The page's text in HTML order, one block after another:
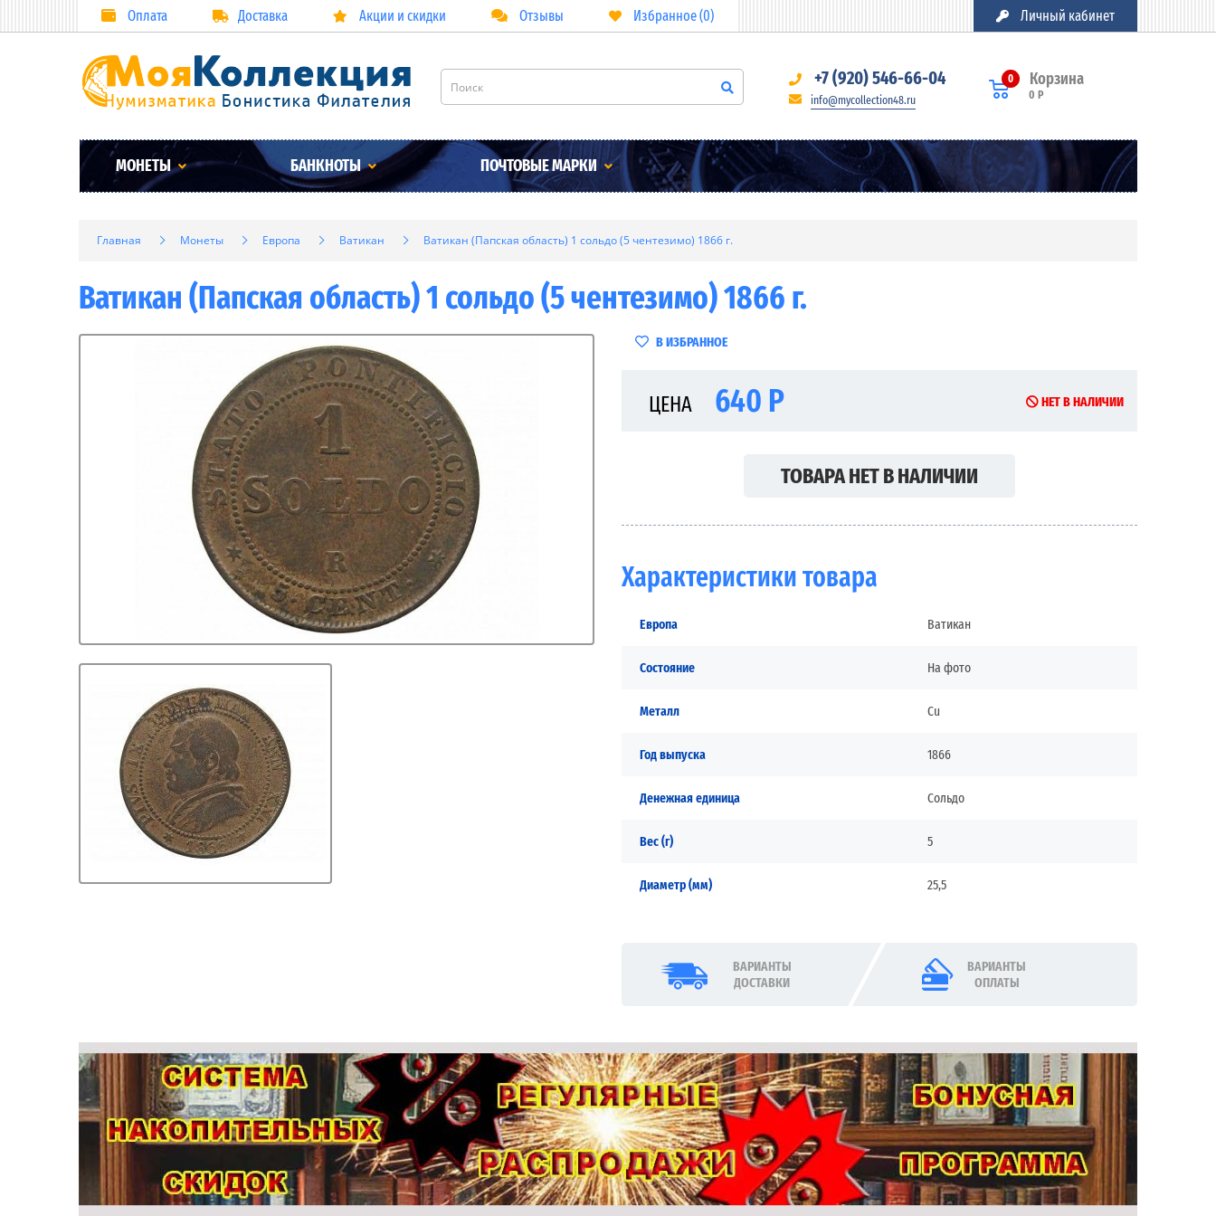
Оплата Доставка Акции и скидки Отзывы Избранное (0) Личный кабинет
+7 (920) 546-66-04
info@mycollection48.ru
Корзина
0
0 Р
МОНЕТЫ БАНКНОТЫ ПОЧТОВЫЕ МАРКИ
Главная Монеты Европа Ватикан Ватикан (Папская область) 1 сольдо (5 чентезимо) 1866 г.
Ватикан (Папская область) 1 сольдо (5 чентезимо) 1866 г.
В ИЗБРАННОЕ
ЦЕНА 640 Р НЕТ В НАЛИЧИИ
ТОВАРА НЕТ В НАЛИЧИИ
Характеристики товара
Европа Ватикан
Состояние На фото
Металл Cu
Год выпуска 1866
Денежная единица Сольдо
Вес (г) 5
Диаметр (мм) 25,5
ВАРИАНТЫ
ДОСТАВКИ
ВАРИАНТЫ
ОПЛАТЫ